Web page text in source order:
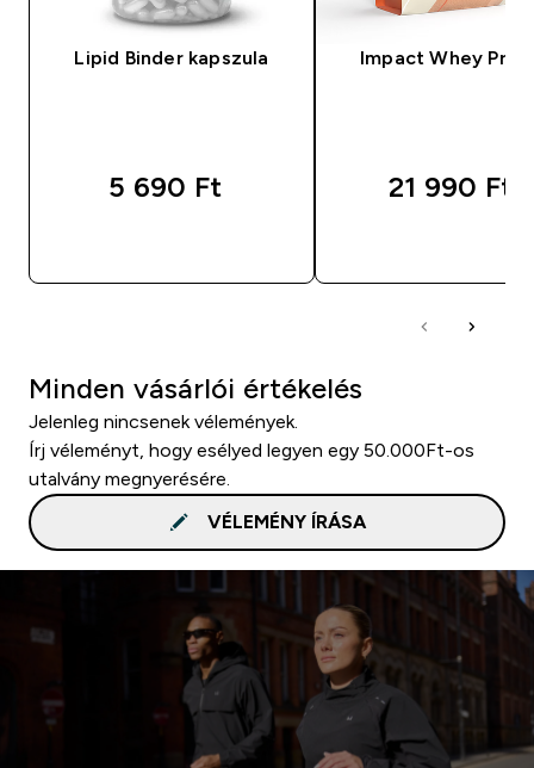
Lipid Binder kapszula
5 690 Ft‎
Impact Whey
21 990 Ft‎
Minden vásárlói értékelés
Jelenleg nincsenek vélemények.
Írj véleményt, hogy esélyed legyen egy 50.000Ft-os
utalvány megnyerésére.
VÉLEMÉNY ÍRÁSA